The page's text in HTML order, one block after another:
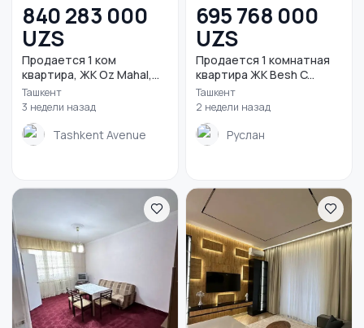
840 283 000
UZS
Продается 1 ком
квартира, ЖК Oz Mahal,
о...
Ташкент
3 недели назад
Tashkent Avenue
695 768 000
UZS
Продается 1 комнатная
квартира ЖК Besh C...
Ташкент
2 недели назад
Руслан